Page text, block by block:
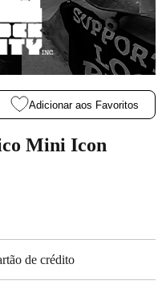
Adicionar aos Favoritos
Mini Icon
de crédito